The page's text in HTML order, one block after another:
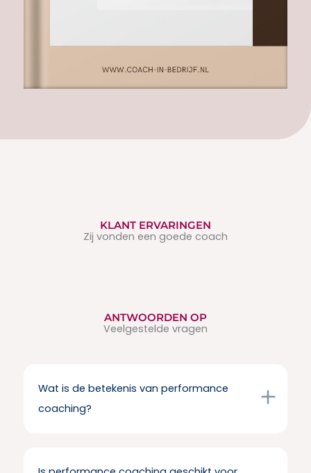
KLANT ERVARINGEN
Zij vonden een goede coach
ANTWOORDEN OP
Veelgestelde vragen
Wat is de betekenis van performance
coaching?